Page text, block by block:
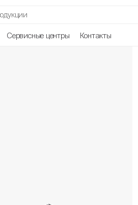
Сервисные центры Контакты